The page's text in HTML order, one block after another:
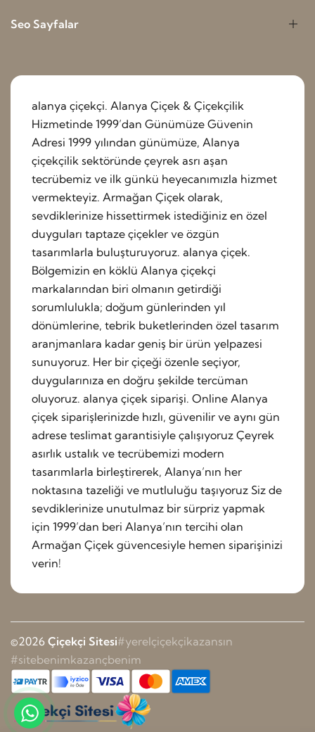
Seo Sayfalar
alanya çiçekçi. Alanya Çiçek & Çiçekçilik
Hizmetinde 1999’dan Günümüze Güvenin
Adresi 1999 yılından günümüze, Alanya
çiçekçilik sektöründe çeyrek asrı aşan
tecrübemiz ve ilk günkü heyecanımızla hizmet
vermekteyiz. Armağan Çiçek olarak,
sevdiklerinize hissettirmek istediğiniz en özel
duyguları taptaze çiçekler ve özgün
tasarımlarla buluşturuyoruz. alanya çiçek.
Bölgemizin en köklü Alanya çiçekçi
markalarından biri olmanın getirdiği
sorumlulukla; doğum günlerinden yıl
dönümlerine, tebrik buketlerinden özel tasarım
aranjmanlara kadar geniş bir ürün yelpazesi
sunuyoruz. Her bir çiçeği özenle seçiyor,
duygularınıza en doğru şekilde tercüman
oluyoruz. alanya çiçek siparişi. Online Alanya
çiçek siparişlerinizde hızlı, güvenilir ve aynı gün
adrese teslimat garantisiyle çalışıyoruz Çeyrek
asırlık ustalık ve tecrübemizi modern
tasarımlarla birleştirerek, Alanya’nın her
noktasına tazeliği ve mutluluğu taşıyoruz Siz de
sevdiklerinize unutulmaz bir sürpriz yapmak
için 1999’dan beri Alanya’nın tercihi olan
Armağan Çiçek güvencesiyle hemen siparişinizi
verin!
©2026 Çiçekçi Sitesi#yerelçiçekçikazansın
#sitebenimkazançbenim